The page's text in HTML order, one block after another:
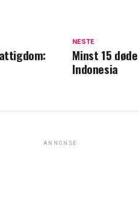
NESTE
Minst 15
Indonesia
ANNONSE